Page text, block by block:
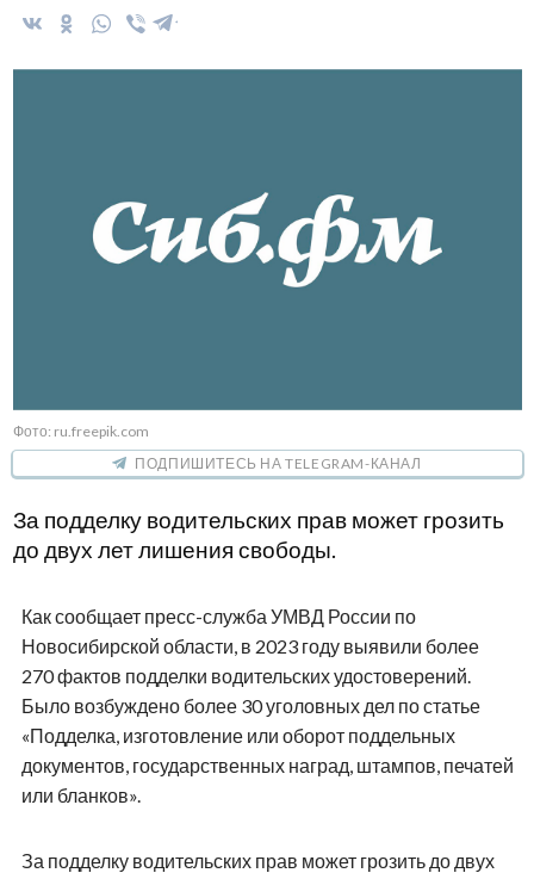
Фото: ru.freepik.com
ПОДПИШИТЕСЬ НА TELEGRAM-КАНАЛ
За подделку водительских прав может грозить
до двух лет лишения свободы.
Как сообщает пресс-служба УМВД России по
Новосибирской области, в 2023 году выявили более
270 фактов подделки водительских удостоверений.
Было возбуждено более 30 уголовных дел по статье
«Подделка, изготовление или оборот поддельных
документов, государственных наград, штампов, печатей
или бланков».
За подделку водительских прав может грозить до двух